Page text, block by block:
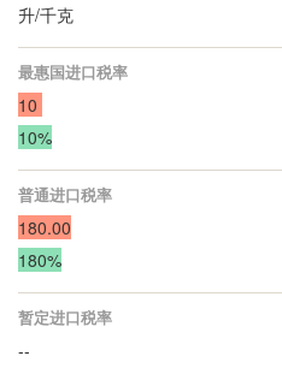
升/千克
最惠国进口税率
10
10%
普通进口税率
180.00
180%
暂定进口税率
--